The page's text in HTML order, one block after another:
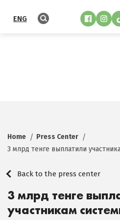
ENG
Home
Press Center
3 млрд тенге выплатили
Back to the press center
3 млрд тенге
участникам